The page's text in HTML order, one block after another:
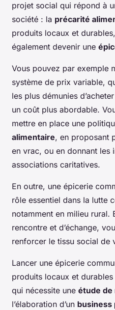
projet social qui répond à
société : la précarité
produits locaux et
également devenir une
Vous pouvez par exemple
système de prix variable,
les plus démunies
un coût plus abordable.
mettre en place une
alimentaire, en proposant
en vrac, ou en donnant les
associations caritatives.
En outre, une épicerie
rôle essentiel dans la lutte
notamment en milieu rural.
rencontre et d’échange,
renforcer le tissu social de
Lancer une épicerie
produits locaux et
qui nécessite une étude de
l’élaboration d’un business